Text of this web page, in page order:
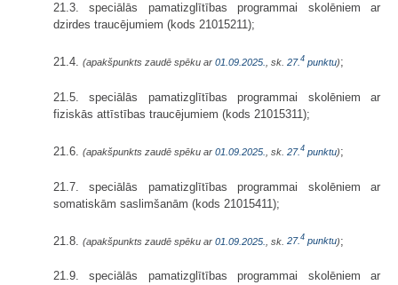
21.3. speciālās pamatizglītības programmai skolēniem ar
dzirdes traucējumiem (kods 21015211);
21.4. (apakšpunkts zaudē spēku ar 01.09.2025. , sk. 27. 4 punktu);
21.5. speciālās pamatizglītības programmai skolēniem ar
fiziskās attīstības traucējumiem (kods 21015311);
21.6. (apakšpunkts zaudē spēku ar 01.09.2025. , sk. 27. 4 punktu);
21.7. speciālās pamatizglītības programmai skolēniem ar
somatiskām saslimšanām (kods 21015411);
21.8. (apakšpunkts zaudē spēku ar 01.09.2025. , sk. 27. 4 punktu);
21.9. speciālās pamatizglītības programmai skolēniem ar